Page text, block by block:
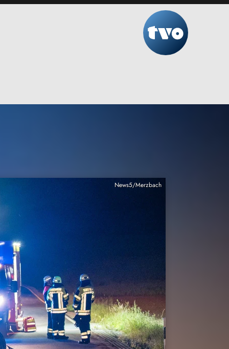
News5/Merzbach